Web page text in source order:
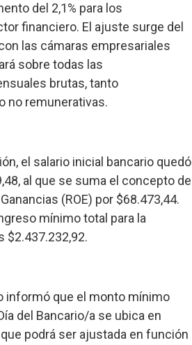
del 2,1% para los
financiero. El ajuste surge del
las cámaras empresariales
sobre todas las
brutas, tanto
no remunerativas.
el salario inicial bancario quedó
al que se suma el concepto de
(ROE) por $68.473,44.
mínimo total para la
$2.437.232,92.
informó que el monto mínimo
del Bancario/a se ubica en
podrá ser ajustada en función